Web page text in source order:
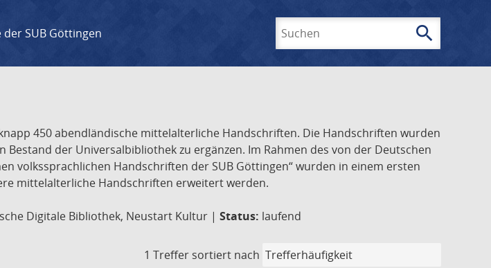
der SUB Göttingen search
450 abendländische mittelalterliche Handschriften. Die Handschriften wurden
der Universalbibliothek zu ergänzen. Im Rahmen des von der Deutschen
volkssprachlichen Handschriften der SUB Göttingen“ wurden in einem ersten
mittelalterliche Handschriften erweitert werden.
Digitale Bibliothek, Neustart Kultur | Status: laufend
1 Treffer sortiert nach